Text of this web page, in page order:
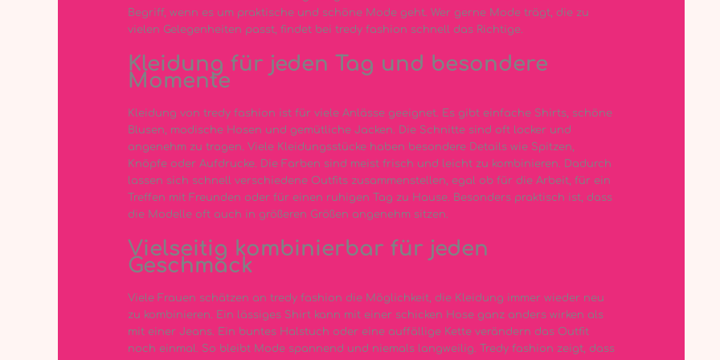
Begriff, wenn es um praktische und schöne Mode geht. Wer gerne Mode trägt, die zu
vielen Gelegenheiten passt, findet bei tredy fashion schnell das Richtige.
Kleidung für jeden Tag und besondere
Momente
Kleidung von tredy fashion ist für viele Anlässe geeignet. Es gibt einfache Shirts, schöne
Blusen, modische Hosen und gemütliche Jacken. Die Schnitte sind oft locker und
angenehm zu tragen. Viele Kleidungsstücke haben besondere Details wie Spitzen,
Knöpfe oder Aufdrucke. Die Farben sind meist frisch und leicht zu kombinieren. Dadurch
lassen sich schnell verschiedene Outfits zusammenstellen, egal ob für die Arbeit, für ein
Treffen mit Freunden oder für einen ruhigen Tag zu Hause. Besonders praktisch ist, dass
die Modelle oft auch in größeren Größen angenehm sitzen.
Vielseitig kombinierbar für jeden
Geschmack
Viele Frauen schätzen an tredy fashion die Möglichkeit, die Kleidung immer wieder neu
zu kombinieren. Ein lässiges Shirt kann mit einer schicken Hose ganz anders wirken als
mit einer Jeans. Ein buntes Halstuch oder eine auffällige Kette verändern das Outfit
noch einmal. So bleibt Mode spannend und niemals langweilig. Tredy fashion zeigt, dass